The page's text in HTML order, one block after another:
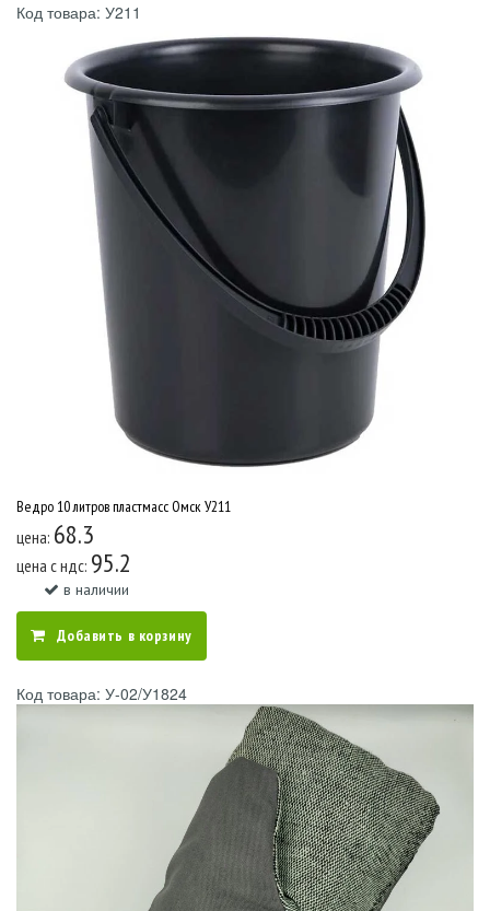
Код товара: У211
Ведро 10 литров пластмасс Омск У211
цена: 68.3
цена c ндс: 95.2
в наличии
Добавить в корзину
Код товара: У-02/У1824